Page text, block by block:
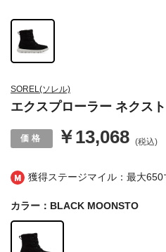
獲得ステージマイル：最大650
SOREL(ソレル)
エクスプローラー ネクス
￥13,068 (税込)
カラー：BLACK MOONSTO